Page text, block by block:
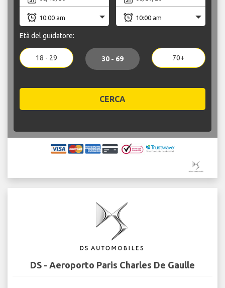
Età del guidatore:
18 - 29 30 - 69 70+
CERCA
DS - Aeroporto Paris Charles De Gaulle